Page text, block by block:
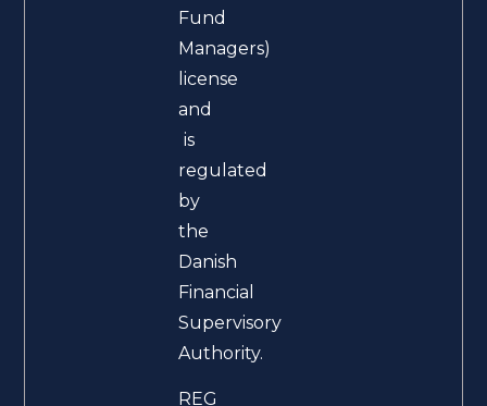
Fund
Managers)
license
and
is
regulated
by
the
Danish
Financial
Supervisory
Authority.
REG